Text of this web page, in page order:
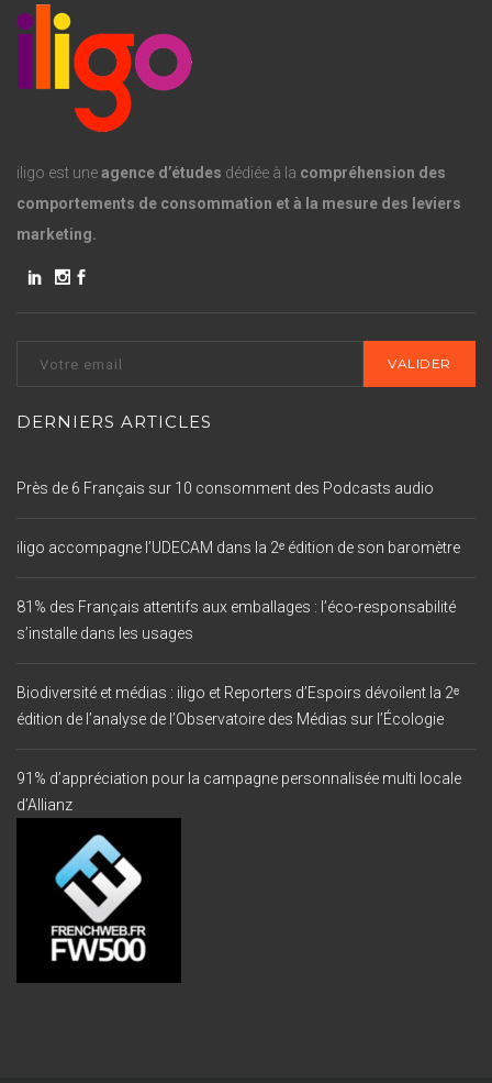
iligo est uneagence d’études dédiée à la compréhension des
comportements de consommation et à la mesure des leviers
marketing.
DERNIERS ARTICLES
Près de 6 Français sur 10 consomment des Podcasts audio
iligo accompagne l’UDECAM dans la 2ᵉ édition de son baromètre
81% des Français attentifs aux emballages : l’éco-responsabilité
s’installe dans les usages
Biodiversité et médias : iligo et Reporters d’Espoirs dévoilent la 2ᵉ
édition de l’analyse de l’Observatoire des Médias sur l’Écologie
91% d’appréciation pour la campagne personnalisée multi locale
d’Allianz